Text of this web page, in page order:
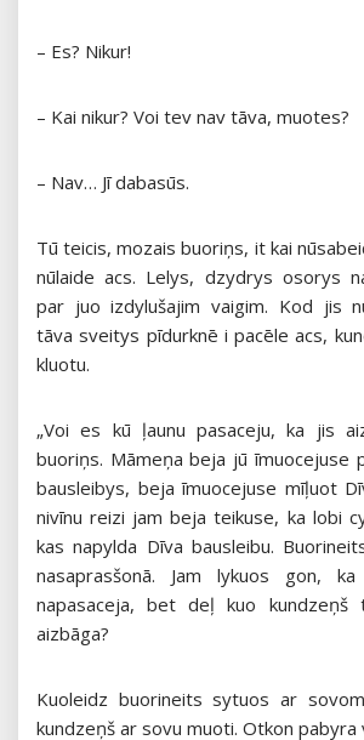
– Es? Nikur!
– Kai nikur? Voi tev nav tāva, muotes?
– Nav… Jī dabasūs.
Tū teicis, mozais buoriņs, it kai
nūlaide acs. Lelys, dzydrys osorys
par juo izdylušajim vaigim. Kod jis
tāva sveitys pīdurknē i pacēle acs,
kluotu.
„Voi es kū ļaunu pasaceju, ka jis
buoriņs. Māmeņa beja jū īmuocejuse
bausleibys, beja īmuocejuse mīļuot
nivīnu reizi jam beja teikuse, ka lobi
kas napylda Dīva bausleibu.
nasaprasšonā. Jam lykuos gon,
napasaceja, bet deļ kuo kundzeņš
aizbāga?
Kuoleidz buorineits sytuos ar
kundzeņš ar sovu muoti. Otkon pabyra